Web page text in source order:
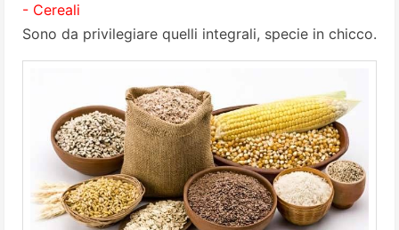
- Cereali
Sono da privilegiare quelli integrali, specie in chicco.